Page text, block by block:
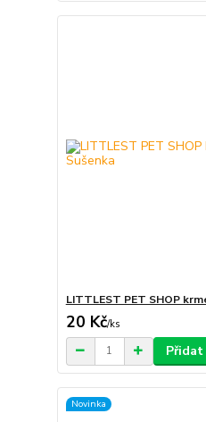
LITTLEST PET SHOP
20 Kč/ks
Novinka